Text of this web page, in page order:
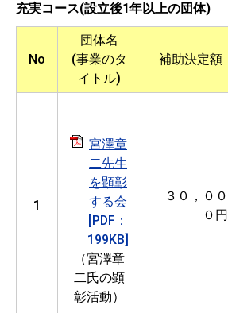
充実コース(設立後1年以上の団体)
No
団体名
(事業のタ
イトル)
補助決定額
1
宮澤章
二先生
を顕彰
する会
[PDF：
199KB]
（宮澤章
二氏の顕
彰活動）
３０，００
０円